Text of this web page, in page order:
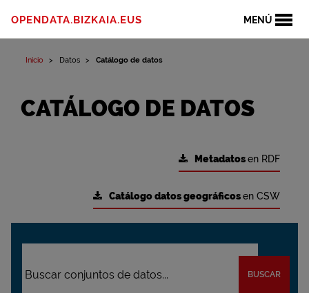
MENÚ
OPENDATA.BIZKAIA.EUS
Inicio Datos Catálogo de datos
CATÁLOGO DE DATOS
Metadatosen RDF
Catálogo datos geográficosen CSW
BUSCAR